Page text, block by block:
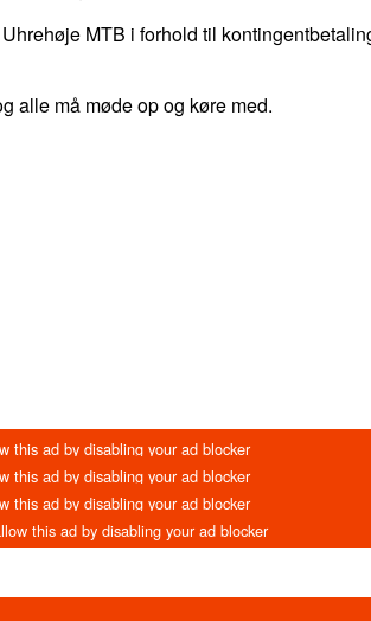
MTB i forhold til
alle må møde op og køre med.